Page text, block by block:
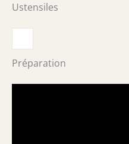
Ustensiles
Préparation